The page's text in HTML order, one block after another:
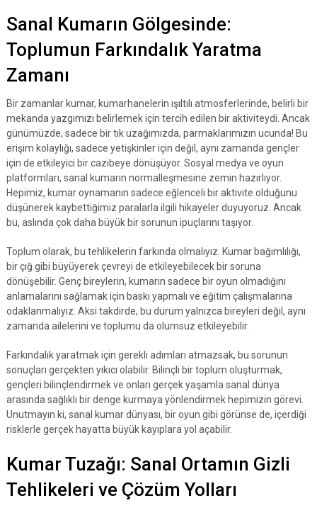
Sanal Kumarın Gölgesinde:
Toplumun Farkındalık Yaratma
Zamanı
Bir zamanlar kumar, kumarhanelerin ışıltılı atmosferlerinde, belirli bir
mekanda yazgımızı belirlemek için tercih edilen bir aktiviteydi. Ancak
günümüzde, sadece bir tık uzağımızda, parmaklarımızın ucunda! Bu
erişim kolaylığı, sadece yetişkinler için değil, aynı zamanda gençler
için de etkileyici bir cazibeye dönüşüyor. Sosyal medya ve oyun
platformları, sanal kumarın normalleşmesine zemin hazırlıyor.
Hepimiz, kumar oynamanın sadece eğlenceli bir aktivite olduğunu
düşünerek kaybettiğimiz paralarla ilgili hikayeler duyuyoruz. Ancak
bu, aslında çok daha büyük bir sorunun ipuçlarını taşıyor.
Toplum olarak, bu tehlikelerin farkında olmalıyız. Kumar bağımlılığı,
bir çığ gibi büyüyerek çevreyi de etkileyebilecek bir soruna
dönüşebilir. Genç bireylerin, kumarın sadece bir oyun olmadığını
anlamalarını sağlamak için baskı yapmalı ve eğitim çalışmalarına
odaklanmalıyız. Aksi takdirde, bu durum yalnızca bireyleri değil, aynı
zamanda ailelerini ve toplumu da olumsuz etkileyebilir.
Farkındalık yaratmak için gerekli adımları atmazsak, bu sorunun
sonuçları gerçekten yıkıcı olabilir. Bilinçli bir toplum oluşturmak,
gençleri bilinçlendirmek ve onları gerçek yaşamla sanal dünya
arasında sağlıklı bir denge kurmaya yönlendirmek hepimizin görevi.
Unutmayın ki, sanal kumar dünyası, bir oyun gibi görünse de, içerdiği
risklerle gerçek hayatta büyük kayıplara yol açabilir.
Kumar Tuzağı: Sanal Ortamın Gizli
Tehlikeleri ve Çözüm Yolları